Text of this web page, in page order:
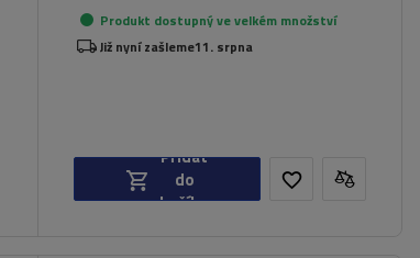
Produkt dostupný ve velkém množství
Již nyní zašleme11. srpna
Přidat
do
košíku